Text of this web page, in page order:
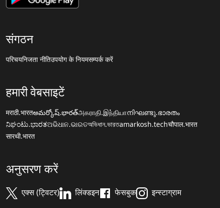
संगठन
परिचयनिजता नीतिउपयोग के नियमसम्पर्क करें
हमारी वेबसाइटें
मराठी.भारतఅమర్కోష్.భారత్அகராதி.இந்தியாനിഘണ്ടു.ഭാരതം
ನಿಘಂಟು.ಭಾರತଅଭିଧାନ.ଭାରତঅভিধান.ভারতamarkosh.techचौपाल.भारत
सारथी.भारत
अनुसरण करें
एक्स (ट्विटर) लिंक्डइन फेसबुक इन्स्टाग्राम